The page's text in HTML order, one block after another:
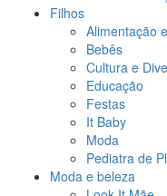
Filhos
Alimentação
Bebês
Cultura e
Educação
Festas
It Baby
Moda
Pediatra de
Moda e beleza